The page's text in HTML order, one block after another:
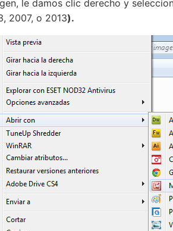
le damos clic derecho y
2007, o 2013).